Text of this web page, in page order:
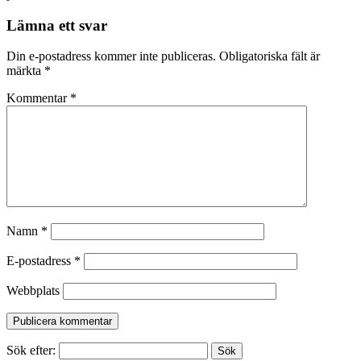
Lämna ett svar
Din e-postadress kommer inte publiceras. Obligatoriska fält är
märkta *
Kommentar *
Namn *
E-postadress *
Webbplats
Sök efter: